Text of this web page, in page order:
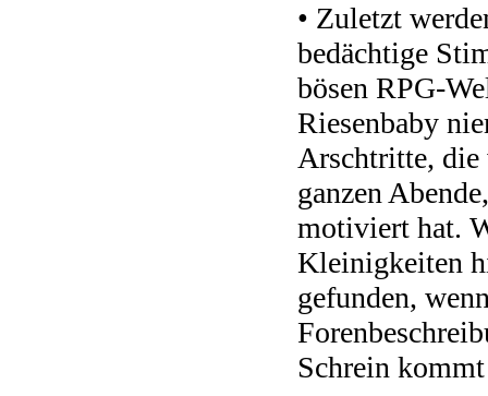
• Zuletzt
bedächtige
bösen RPG-
Riesenbaby
Arschtritte, die
ganzen
motiviert hat.
Kleinigkeiten
gefunden,
Schrein